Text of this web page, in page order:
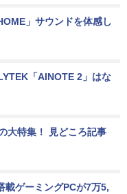
」サウンドを体感し
「AINOTE 2」はな
大特集！ 見どころ記事
載ゲーミングPCが7万5,